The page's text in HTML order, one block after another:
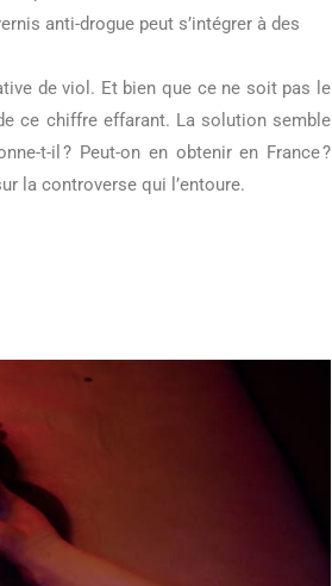
anti-drogue peut s’intégrer à des
de viol. Et bien que ce ne soit pas le
ce chiffre effarant. La solution semble
t-il ? Peut-on en obtenir en France ?
la controverse qui l’entoure.